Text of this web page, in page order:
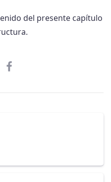
del presente capítulo